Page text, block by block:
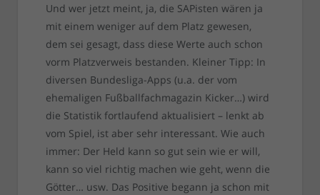
Und wer jetzt meint, ja, die SAPisten wären ja
mit einem weniger auf dem Platz gewesen,
dem sei gesagt, dass diese Werte auch schon
vorm Platzverweis bestanden. Kleiner Tipp: In
diversen Bundesliga-Apps (u.a. der vom
ehemaligen Fußballfachmagazin Kicker…) wird
die Statistik fortlaufend aktualisiert – lenkt ab
vom Spiel, ist aber sehr interessant. Wie auch
immer: Der Held kann so gut sein wie er will,
kann so viel richtig machen wie geht, wenn die
Götter… usw. Das Positive begann ja schon mit